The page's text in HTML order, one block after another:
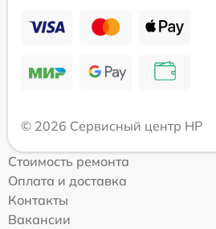
© 2026 Сервисный центр HP
Стоимость ремонта
Оплата и доставка
Контакты
Вакансии